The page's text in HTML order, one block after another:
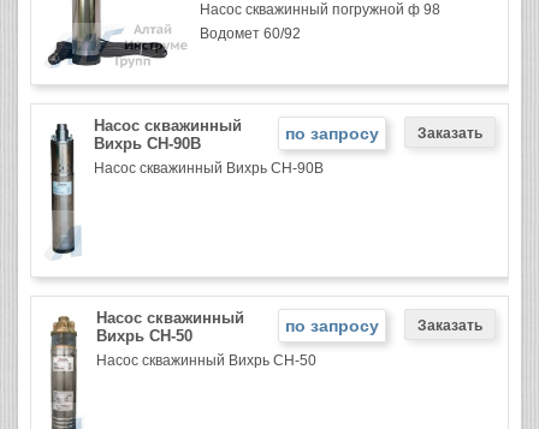
Насос скважинный погружной ф 98
Водомет 60/92
по запросу
Насос скважинный
Вихрь СН-90В
Насос скважинный Вихрь СН-90В
по запросу
Насос скважинный
Вихрь СН-50
Насос скважинный Вихрь СН-50